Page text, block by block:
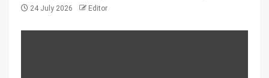
24 July 2026 Editor